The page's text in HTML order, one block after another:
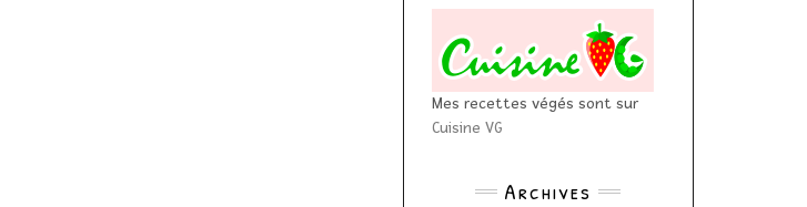
Mes recettes végés sont sur
Cuisine VG
Archives